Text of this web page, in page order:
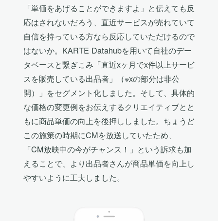
「単価をあげることができますよ」と伝えても反
応はされないだろう、直近サービスが売れていて
自信を持っている方なら反応していただけるので
はないか。KARTE Datahubを用いて自社のデー
タベースと繋ぎこみ「直近xヶ月でx件以上サービ
スを販売している出品者」（※xの部分は非公
開）」をセグメント化しました。そして、具体的
な価格の変更例をお伝えするクリエイティブとと
もに商品単価の向上を後押ししました。ちょうど
この施策の時期にCMを放送していたため、
「CM放映中の今がチャンス！」という訴求も加
えることで、より出品者さんが商品単価を向上し
やすいように工夫しました。